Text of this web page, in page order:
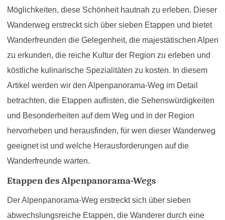
Möglichkeiten, diese Schönheit hautnah zu erleben. Dieser
Wanderweg erstreckt sich über sieben Etappen und bietet
Wanderfreunden die Gelegenheit, die majestätischen Alpen
zu erkunden, die reiche Kultur der Region zu erleben und
köstliche kulinarische Spezialitäten zu kosten. In diesem
Artikel werden wir den Alpenpanorama-Weg im Detail
betrachten, die Etappen auflisten, die Sehenswürdigkeiten
und Besonderheiten auf dem Weg und in der Region
hervorheben und herausfinden, für wen dieser Wanderweg
geeignet ist und welche Herausforderungen auf die
Wanderfreunde warten.
Etappen des Alpenpanorama-Wegs
Der Alpenpanorama-Weg erstreckt sich über sieben
abwechslungsreiche Etappen, die Wanderer durch eine